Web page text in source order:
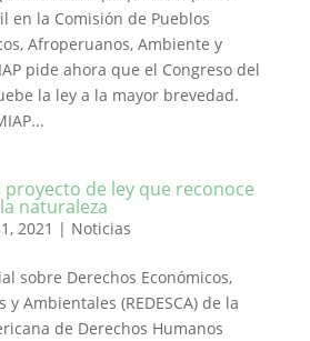
en la Comisión de Pueblos
Afroperuanos, Ambiente y
pide ahora que el Congreso del
la ley a la mayor brevedad.
proyecto de ley que reconoce
naturaleza
2021 | Noticias
sobre Derechos Económicos,
y Ambientales (REDESCA) de la
de Derechos Humanos